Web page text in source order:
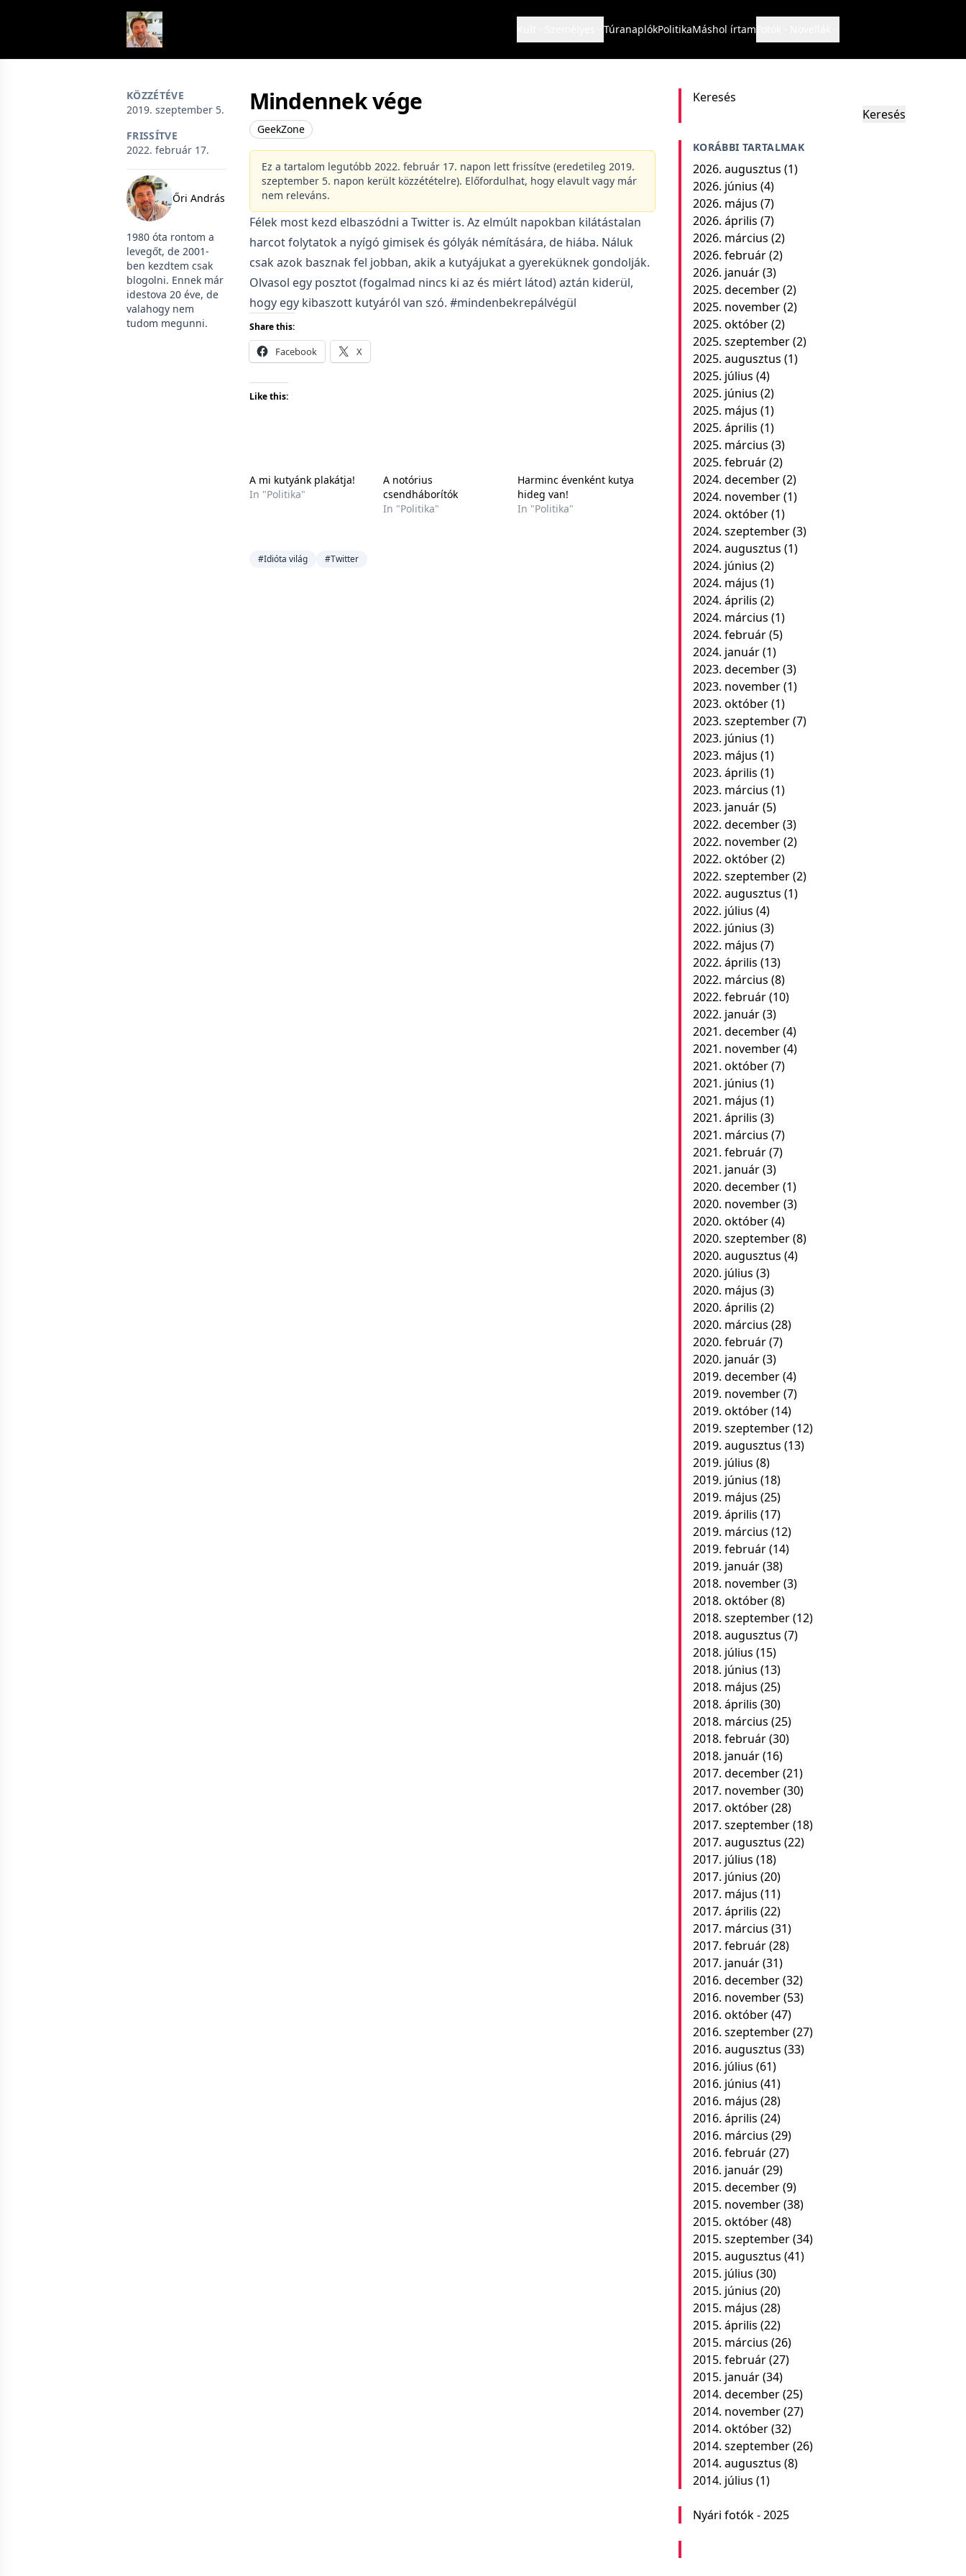
TúranaplókPolitikaMáshol írtam
KÖZZÉTÉVE
2019. szeptember 5.
FRISSÍTVE
2022. február 17.
Őri András
1980 óta rontom a
levegőt, de 2001-
ben kezdtem csak
blogolni. Ennek már
idestova 20 éve, de
valahogy nem
tudom megunni.
Mindennek vége
GeekZone
Ez a tartalom legutóbb 2022. február 17. napon lett frissítve (eredetileg 2019.
szeptember 5. napon került közzétételre). Előfordulhat, hogy elavult vagy már
nem releváns.
Félek most kezd elbaszódni a Twitter is. Az elmúlt napokban kilátástalan
harcot folytatok a nyígó gimisek és gólyák némítására, de hiába. Náluk
csak azok basznak fel jobban, akik a kutyájukat a gyereküknek gondolják.
Olvasol egy posztot (fogalmad nincs ki az és miért látod) aztán kiderül,
hogy egy kibaszott kutyáról van szó. #mindenbekrepálvégül
Share this:
Facebook X
Like this:
A mi kutyánk plakátja!
In "Politika"
A notórius
csendháborítók
In "Politika"
Harminc évenként kutya
hideg van!
In "Politika"
#Idióta világ #Twitter
Keresés
Keresés
KORÁBBI TARTALMAK
2026. augusztus (1)
2026. június (4)
2026. május (7)
2026. április (7)
2026. március (2)
2026. február(2)
2026. január(3)
2025. december(2)
2025. november(2)
2025. október(2)
2025. szeptember(2)
2025. augusztus (1)
2025. július (4)
2025. június (2)
2025. május (1)
2025. április (1)
2025. március (3)
2025. február(2)
2024. december(2)
2024. november(1)
2024. október(1)
2024. szeptember(3)
2024. augusztus (1)
2024. június (2)
2024. május (1)
2024. április (2)
2024. március (1)
2024. február(5)
2024. január(1)
2023. december(3)
2023. november(1)
2023. október(1)
2023. szeptember(7)
2023. június (1)
2023. május (1)
2023. április (1)
2023. március (1)
2023. január(5)
2022. december(3)
2022. november(2)
2022. október(2)
2022. szeptember(2)
2022. augusztus (1)
2022. július (4)
2022. június (3)
2022. május (7)
2022. április (13)
2022. március (8)
2022. február(10)
2022. január(3)
2021. december(4)
2021. november(4)
2021. október(7)
2021. június (1)
2021. május (1)
2021. április (3)
2021. március (7)
2021. február(7)
2021. január(3)
2020. december(1)
2020. november(3)
2020. október(4)
2020. szeptember(8)
2020. augusztus (4)
2020. július (3)
2020. május (3)
2020. április (2)
2020. március (28)
2020. február(7)
2020. január(3)
2019. december(4)
2019. november(7)
2019. október(14)
2019. szeptember(12)
2019. augusztus (13)
2019. július (8)
2019. június (18)
2019. május (25)
2019. április (17)
2019. március (12)
2019. február(14)
2019. január(38)
2018. november(3)
2018. október(8)
2018. szeptember(12)
2018. augusztus (7)
2018. július (15)
2018. június (13)
2018. május (25)
2018. április (30)
2018. március (25)
2018. február(30)
2018. január(16)
2017. december(21)
2017. november(30)
2017. október(28)
2017. szeptember(18)
2017. augusztus (22)
2017. július (18)
2017. június (20)
2017. május (11)
2017. április (22)
2017. március (31)
2017. február(28)
2017. január(31)
2016. december(32)
2016. november(53)
2016. október(47)
2016. szeptember(27)
2016. augusztus (33)
2016. július (61)
2016. június (41)
2016. május (28)
2016. április (24)
2016. március (29)
2016. február(27)
2016. január(29)
2015. december(9)
2015. november(38)
2015. október(48)
2015. szeptember(34)
2015. augusztus (41)
2015. július (30)
2015. június (20)
2015. május (28)
2015. április (22)
2015. március (26)
2015. február(27)
2015. január(34)
2014. december(25)
2014. november(27)
2014. október(32)
2014. szeptember(26)
2014. augusztus (8)
2014. július (1)
Nyári fotók - 2025